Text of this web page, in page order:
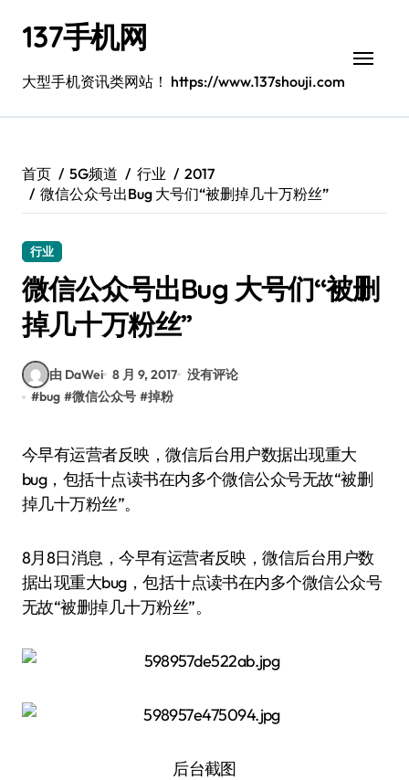
137手机网
大型手机资讯类网站！ https://www.137shouji.com
首页 5G频道 行业
2017
微信公众号出Bug 大号们“被删掉几十万粉丝”
行业
微信公众号出Bug 大号们“被删
掉几十万粉丝”
由 DaWei 8 月 9, 2017 没有评论
#bug #微信公众号 #掉粉
今早有运营者反映，微信后台用户数据出现重大
bug，包括十点读书在内多个微信公众号无故“被删
掉几十万粉丝”。
8月8日消息，今早有运营者反映，微信后台用户数
据出现重大bug，包括十点读书在内多个微信公众号
无故“被删掉几十万粉丝”。
后台截图